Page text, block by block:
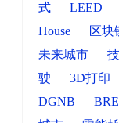
式
LEED
House
区块
未来城市
驶
3D打印
DGNB